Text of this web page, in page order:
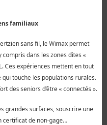
familiaux
sans fil, le Wimax permet
dans les zones dites «
Ces expériences mettent en tout
touche les populations rurales.
des seniors d’être « connectés ».
grandes surfaces, souscrire une
certificat de non-gage…